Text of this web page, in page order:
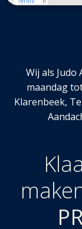
Wij als Judo
maandag
Klarenbeek,